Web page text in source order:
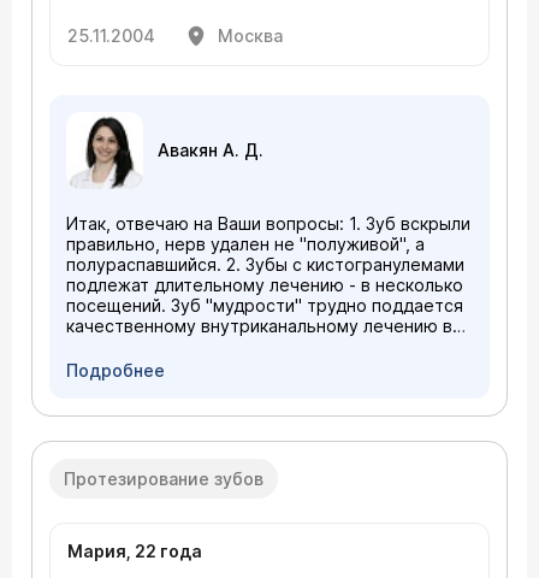
гной? 4. Сколько, приблизительно, решение
такой проблемы стоит в Вашей клинике? Давая
промывание делать рано. На удаление полипов
пока не решусь, хотя они большие.
25.11.2004 Москва
Авакян А. Д.
Итак, отвечаю на Ваши вопросы: 1. Зуб вскрыли
правильно, нерв удален не "полуживой", а
полураспавшийся. 2. Зубы с кистогранулемами
подлежат длительному лечению - в несколько
посещений. Зуб "мудрости" трудно поддается
качественному внутриканальному лечению в
протезированию такой зуб не подлежит. 3, 4.
Более точная диагностика для определения
прицельных рентгенологических снимков.
Определить окончательную стоимость
лечения можно только после очной
Подробнее
Протезирование зубов
Мария, 22 года